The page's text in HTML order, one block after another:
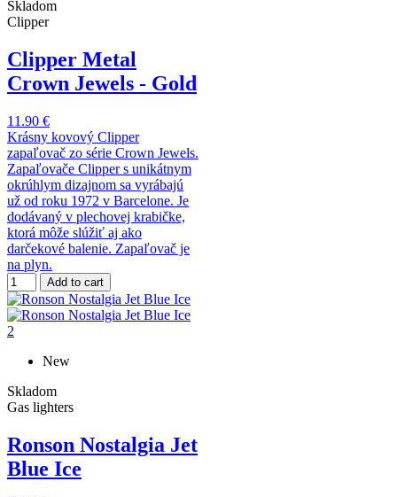
Skladom
Clipper
Clipper Metal
Crown Jewels - Gold
11.90 €
Krásny kovový Clipper
zapaľovač zo série Crown Jewels.
Zapaľovače Clipper s unikátnym
okrúhlym dizajnom sa vyrábajú
už od roku 1972 v Barcelone. Je
dodávaný v plechovej krabičke,
ktorá môže slúžiť aj ako
darčekové balenie. Zapaľovač je
na plyn.
Add to cart
New
Skladom
Gas lighters
Ronson Nostalgia Jet
Blue Ice